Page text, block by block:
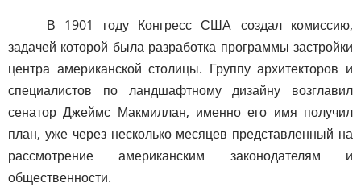
В 1901 году Конгресс США создал комиссию,
задачей которой была разработка программы застройки
центра американской столицы. Группу архитекторов и
специалистов по ландшафтному дизайну возглавил
сенатор Джеймс Макмиллан, именно его имя получил
план, уже через несколько месяцев представленный на
рассмотрение американским законодателям и
общественности.